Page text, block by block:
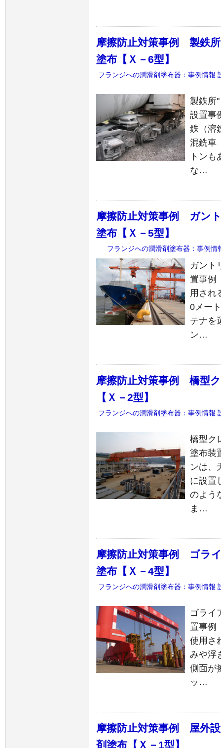
摩擦防止対策事例 製鉄
塗布【Ｘ－6型】
フランジへの潤滑剤塗布器：事例情報
製鉄所
設置事
鉄（溶
混銑車
トン
な…
摩擦防止対策事例 ガン
塗布【Ｘ－5型】
フランジへの潤滑剤塗布器：事例情
ガント
置事例
用され
0メー
テナを
ン…
摩擦防止対策事例 橋型
【Ｘ－2型】
フランジへの潤滑剤塗布器：事例情報
橋型ク
塗布装
ンは、
に設置
のよう
ま…
摩擦防止対策事例 ゴラ
塗布【Ｘ－4型】
フランジへの潤滑剤塗布器：事例情報
ゴライ
置事例
使用さ
みや浮
側面が
ッ…
摩擦防止対策事例 屋外
剤塗布【Ｘ－1型】